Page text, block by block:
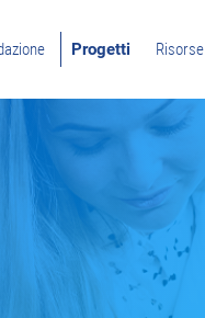
Progetti Risorse